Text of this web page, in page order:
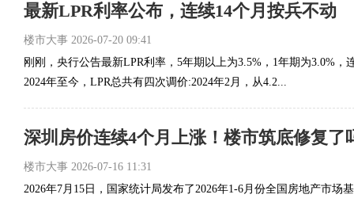
最新LPR利率公布，连续14个月按兵不动
楼市大事 2026-07-20 09:41
刚刚，央行公告最新LPR利率，5年期以上为3.5%，1年期为3.0%，
2024年至今，LPR总共有四次调价:2024年2月，从4.2...
深圳房价连续4个月上涨！楼市筑底修复了
楼市大事 2026-07-16 11:31
2026年7月15日，国家统计局发布了2026年1-6月份全国房地产市场